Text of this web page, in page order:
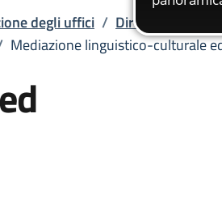
degli uffici / Direzione Generale
Mediazione linguistico-culturale